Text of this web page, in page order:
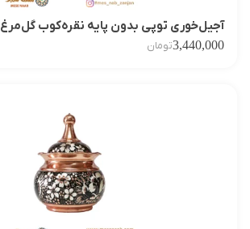
آجیل‌خوری توپی بدون پایه نقره‌کوب گل‌مرغ
3,440,000تومان